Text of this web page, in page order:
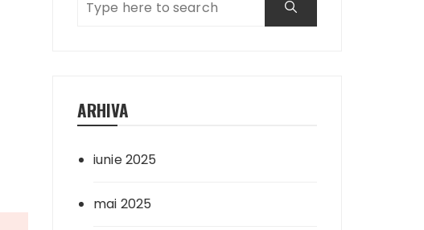
ARHIVA
iunie 2025
mai 2025